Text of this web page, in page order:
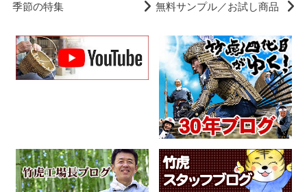
季節の特集 無料サンプル／お試し商品